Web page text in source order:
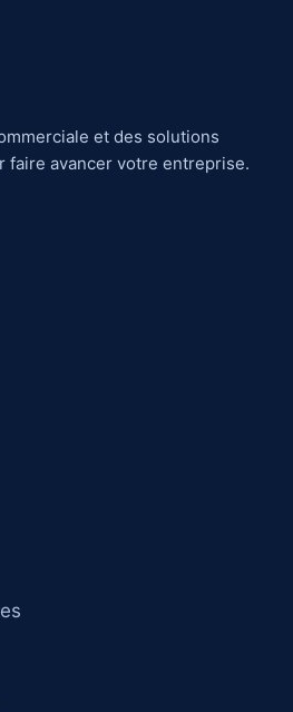
et des solutions
faire avancer votre entreprise.